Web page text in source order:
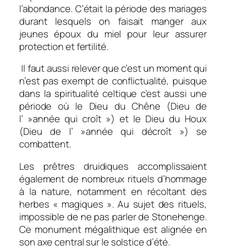
l’abondance. C’était la période des mariages
durant lesquels on faisait manger aux
jeunes époux du miel pour leur assurer
protection et fertilité.
Il faut aussi relever que c’est un moment qui
n’est pas exempt de conflictualité, puisque
dans la spiritualité celtique c’est aussi une
période où le Dieu du Chêne (Dieu de
l’ »année qui croît ») et le Dieu du Houx
(Dieu de l’ »année qui décroît ») se
combattent.
Les prêtres druidiques accomplissaient
également de nombreux rituels d’hommage
à la nature, notamment en récoltant des
herbes « magiques ». Au sujet des rituels,
impossible de ne pas parler de Stonehenge.
Ce monument mégalithique est alignée en
son axe central sur le solstice d’été.